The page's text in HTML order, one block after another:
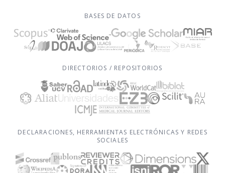
BASES DE DATOS
DIRECTORIOS / REPOSITORIOS
DECLARACIONES, HERRAMIENTAS ELECTRÓNICAS Y REDES
SOCIALES